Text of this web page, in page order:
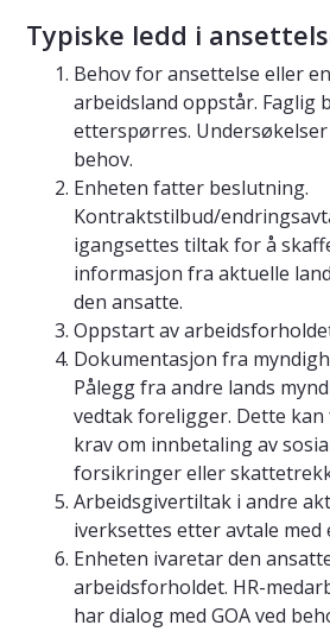
Typiske ledd i
Behov for ansettelse eller
arbeidsland oppstår. Faglig
etterspørres.
behov.
Enheten fatter beslutning.
Kontraktstilbud/
igangsettes tiltak for å
informasjon fra aktuelle
den ansatte.
Oppstart av
Dokumentasjon fra
Pålegg fra andre lands
vedtak foreligger. Dette
krav om innbetaling av
forsikringer eller
Arbeidsgivertiltak i andre
iverksettes etter avtale med
Enheten ivaretar den
arbeidsforholdet. HR-
har dialog med GOA ved